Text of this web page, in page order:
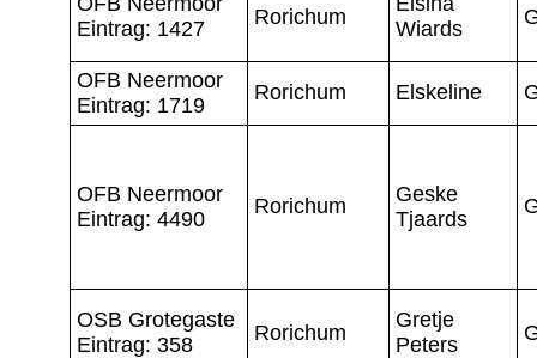
Eintrag: 1427
Rorichum
Wiards
OFB Neermoor
Eintrag: 1719
Rorichum Elskeline
OFB Neermoor
Eintrag: 4490
Rorichum
Geske
Tjaards
OSB Grotegaste
Eintrag: 358
Rorichum
Gretje
Peters